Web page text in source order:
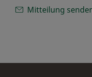
Mitteilung